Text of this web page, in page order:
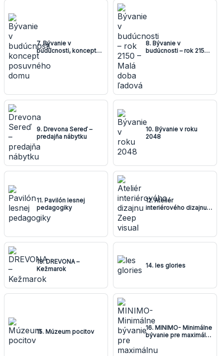
7. Bývanie v
budúcnosti, koncept
posuvného domu
8. Bývanie v
budúcnosti – rok 2150 –
9. Drevona Sereď –
predajňa nábytku
10. Bývanie v roku
2048
11. Pavilón lesnej
pedagogiky
12. Ateliér
interiérového dizajnu
13. DREVONA –
Kežmarok
14. les glories
15. Múzeum pocitov
16. MINIMO- Minimálne
bývanie pre maximálnu